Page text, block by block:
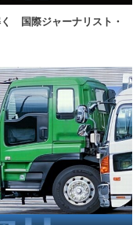
く 国際ジャーナリスト・